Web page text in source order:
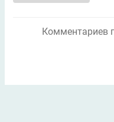
Комментариев